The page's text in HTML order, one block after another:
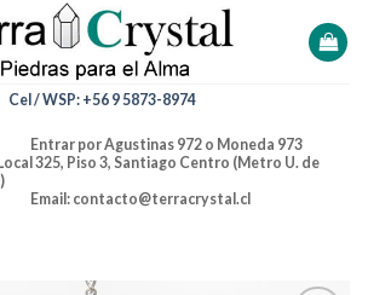
Cel / WSP: +56 9 5873-8974
972 o Moneda 973
3, Santiago Centro (Metro U. de